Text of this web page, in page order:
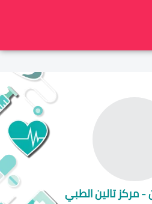
مركز تالين الطبي